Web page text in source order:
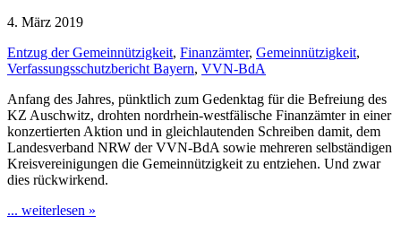
4. März 2019
Entzug der Gemeinnützigkeit, Finanzämter, Gemeinnützigkeit,
Verfassungsschutzbericht Bayern, VVN-BdA
Anfang des Jahres, pünktlich zum Gedenktag für die Befreiung des
KZ Auschwitz, drohten nordrhein-westfälische Finanzämter in einer
konzertierten Aktion und in gleichlautenden Schreiben damit, dem
Landesverband NRW der VVN-BdA sowie mehreren selbständigen
Kreisvereinigungen die Gemeinnützigkeit zu entziehen. Und zwar
dies rückwirkend.
... weiterlesen »